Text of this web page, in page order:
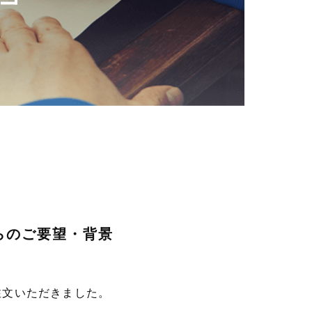
のご要望・背景
いただきました。